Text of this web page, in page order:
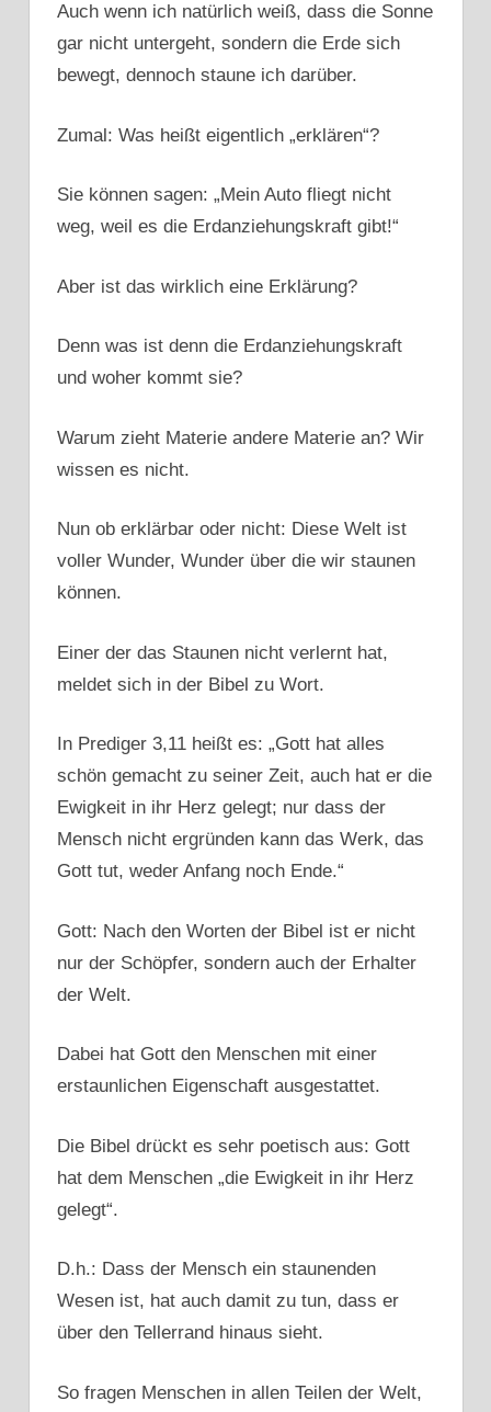
Auch wenn ich natürlich weiß, dass die Sonne
gar nicht untergeht, sondern die Erde sich
bewegt, dennoch staune ich darüber.
Zumal: Was heißt eigentlich „erklären“?
Sie können sagen: „Mein Auto fliegt nicht
weg, weil es die Erdanziehungskraft gibt!“
Aber ist das wirklich eine Erklärung?
Denn was ist denn die Erdanziehungskraft
und woher kommt sie?
Warum zieht Materie andere Materie an? Wir
wissen es nicht.
Nun ob erklärbar oder nicht: Diese Welt ist
voller Wunder, Wunder über die wir staunen
können.
Einer der das Staunen nicht verlernt hat,
meldet sich in der Bibel zu Wort.
In Prediger 3,11 heißt es: „Gott hat alles
schön gemacht zu seiner Zeit, auch hat er die
Ewigkeit in ihr Herz gelegt; nur dass der
Mensch nicht ergründen kann das Werk, das
Gott tut, weder Anfang noch Ende.“
Gott: Nach den Worten der Bibel ist er nicht
nur der Schöpfer, sondern auch der Erhalter
der Welt.
Dabei hat Gott den Menschen mit einer
erstaunlichen Eigenschaft ausgestattet.
Die Bibel drückt es sehr poetisch aus: Gott
hat dem Menschen „die Ewigkeit in ihr Herz
gelegt“.
D.h.: Dass der Mensch ein staunenden
Wesen ist, hat auch damit zu tun, dass er
über den Tellerrand hinaus sieht.
So fragen Menschen in allen Teilen der Welt,